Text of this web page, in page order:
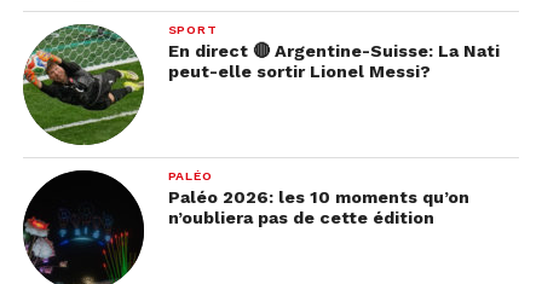
SPORT
En direct 🔴 Argentine-Suisse: La Nati
peut-elle sortir Lionel Messi?
PALÉO
Paléo 2026: les 10 moments qu’on
n’oubliera pas de cette édition